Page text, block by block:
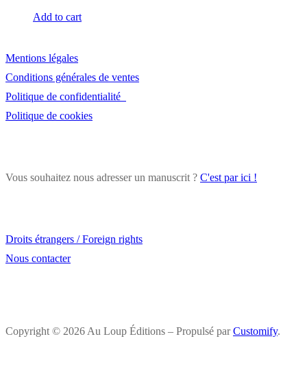
Add to cart
Mentions légales
Conditions générales de ventes
Politique de confidentialité
Politique de cookies
Vous souhaitez nous adresser un manuscrit ? C'est par ici !
Droits étrangers / Foreign rights
Nous contacter
Copyright © 2026 Au Loup Éditions – Propulsé parCustomify.